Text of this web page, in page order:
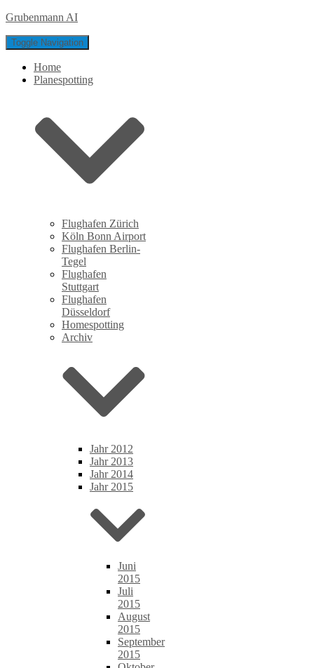
Grubenmann AI
Toggle Navigation
Home
Planespotting
Flughafen Zürich
Köln Bonn Airport
Flughafen Berlin-
Tegel
Flughafen
Stuttgart
Flughafen
Düsseldorf
Homespotting
Archiv
Jahr 2012
Jahr 2013
Jahr 2014
Jahr 2015
Juni
2015
Juli
2015
August
2015
September
2015